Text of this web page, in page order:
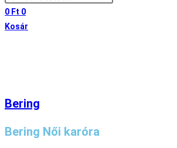
0 Ft 0
Kosár
Bering
Bering Női karóra